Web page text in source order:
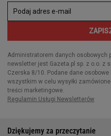
Dziękujemy za przeczytanie